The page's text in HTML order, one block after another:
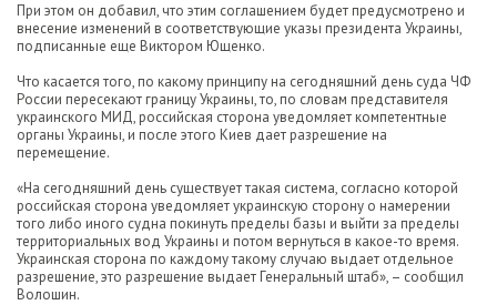
При этом он добавил, что этим соглашением будет предусмотрено и
внесение изменений в соответствующие указы президента Украины,
подписанные еще Виктором Ющенко.
Что касается того, по какому принципу на сегодняшний день суда ЧФ
России пересекают границу Украины, то, по словам представителя
украинского МИД, российская сторона уведомляет компетентные
органы Украины, и после этого Киев дает разрешение на
перемещение.
«На сегодняшний день существует такая система, согласно которой
российская сторона уведомляет украинскую сторону о намерении
того либо иного судна покинуть пределы базы и выйти за пределы
территориальных вод Украины и потом вернуться в какое-то время.
Украинская сторона по каждому такому случаю выдает отдельное
разрешение, это разрешение выдает Генеральный штаб», – сообщил
Волошин.